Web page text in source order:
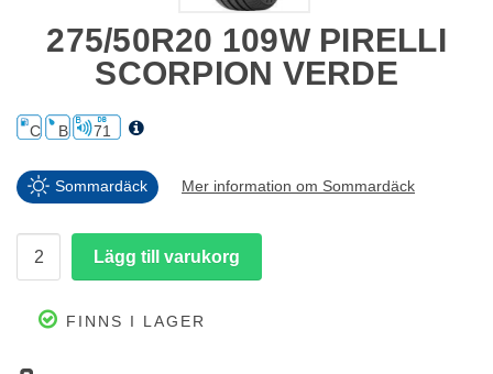
275/50R20 109W PIRELLI
SCORPION VERDE
C B 71
Sommardäck Mer information om Sommardäck
FINNS I LAGER